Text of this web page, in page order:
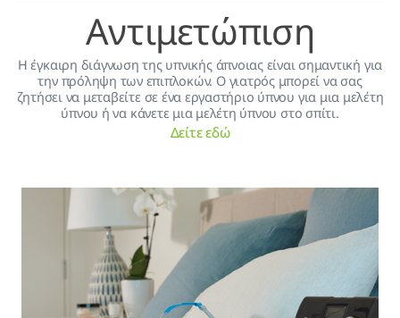
Αντιμετώπιση
H έγκαιρη διάγνωση της υπνικής άπνοιας είναι σημαντική για
την πρόληψη των επιπλοκών. Ο γιατρός μπορεί να σας
ζητήσει να μεταβείτε σε ένα εργαστήριο ύπνου για μια μελέτη
ύπνου ή να κάνετε μια μελέτη ύπνου στο σπίτι.
Δείτε εδώ